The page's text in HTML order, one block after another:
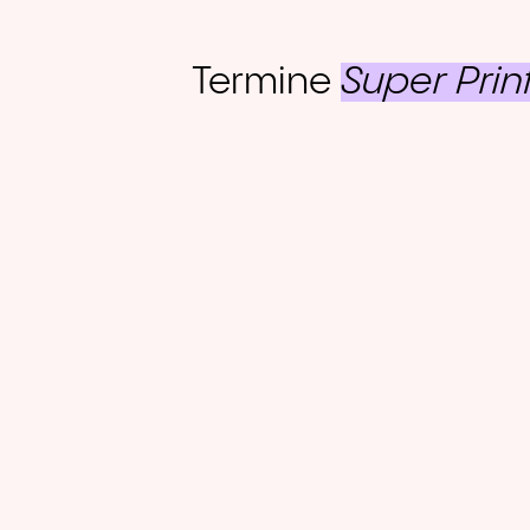
Termine Super